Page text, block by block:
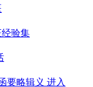
验集
要略辑义 进入